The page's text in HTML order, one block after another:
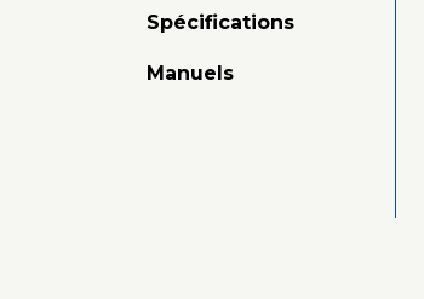
Spécifications
Manuels